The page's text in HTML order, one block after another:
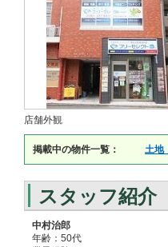
店舗外観
掲載中の物件一覧： 土地
スタッフ紹介
中村治郎
年齢：50代